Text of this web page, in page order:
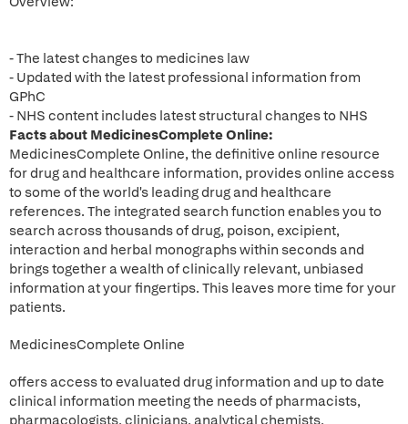
- The latest changes to medicines law
- Updated with the latest professional information from
GPhC
- NHS content includes latest structural changes to NHS
Facts about MedicinesComplete Online:
MedicinesComplete Online, the definitive online resource
for drug and healthcare information, provides online access
to some of the world's leading drug and healthcare
references. The integrated search function enables you to
search across thousands of drug, poison, excipient,
interaction and herbal monographs within seconds and
brings together a wealth of clinically relevant, unbiased
information at your fingertips. This leaves more time for your
patients.
MedicinesComplete Online
offers access to evaluated drug information and up to date
clinical information meeting the needs of pharmacists,
pharmacologists, clinicians, analytical chemists,